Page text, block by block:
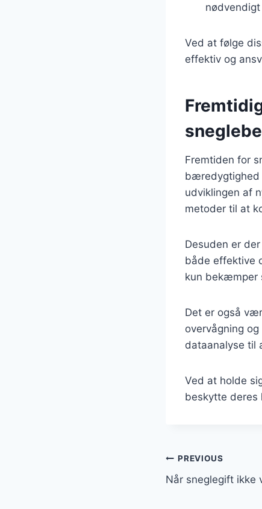
Ved at følge
effektiv og
Fremtiden for
bæredygtighed
udviklingen af
metoder til at
Desuden er
både effektive
kun bekæmper
Det er også
overvågning
dataanalyse til
Ved at holde
beskytte deres
PREVIOUS
Når sneglegift ikke